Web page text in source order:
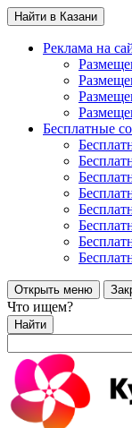
Найти в Казани
Реклама на
Бесплатные
Открыть меню
Что ищем?
Найти